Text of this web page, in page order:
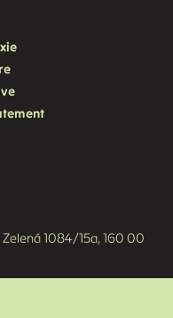
cs
en
Zelená 1084/15a, 160 00